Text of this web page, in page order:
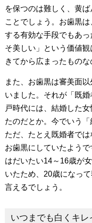
を保つのは難しく、黄
ことでしょう。お歯黒
する有効な手段でもあ
そ美しい」という価値
きてから広まったものな
また、お歯黒は審美面
いました。それが「既
戸時代には、結婚した
たのだとか。今でいう「
ただ、たとえ既婚者で
お歯黒にしていたよう
はだいたい14～16歳が
いたため、20歳になっ
言えるでしょう。
いつまでも白くキレ